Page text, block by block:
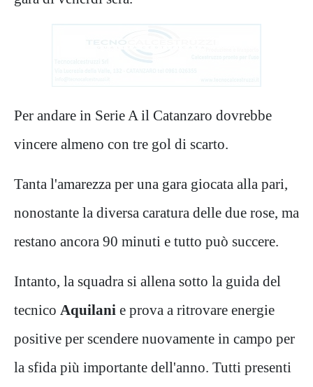
Per andare in Serie A il Catanzaro dovrebbe
vincere almeno con tre gol di scarto.
Tanta l'amarezza per una gara giocata alla pari,
nonostante la diversa caratura delle due rose, ma
restano ancora 90 minuti e tutto può succere.
Intanto, la squadra si allena sotto la guida del
tecnico Aquilani e prova a ritrovare energie
positive per scendere nuovamente in campo per
la sfida più importante dell'anno. Tutti presenti